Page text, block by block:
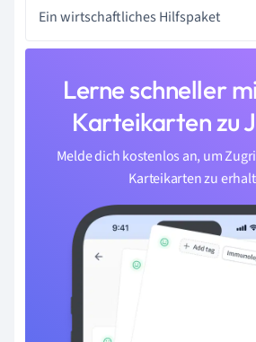
Ein wirtschaftliches Hilfspaket
Lerne schneller
Karteikarten zu
Melde dich kostenlos an, um
Karteikarten zu